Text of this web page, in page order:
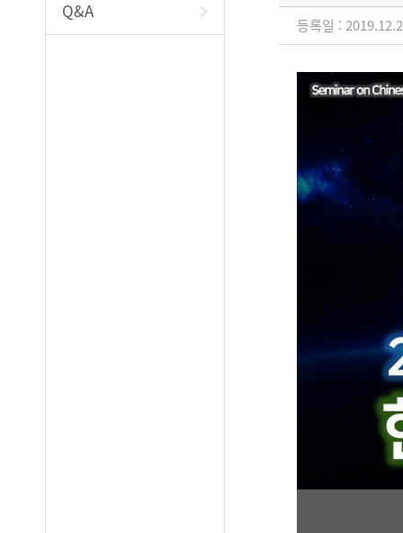
Q&A
등록일 :